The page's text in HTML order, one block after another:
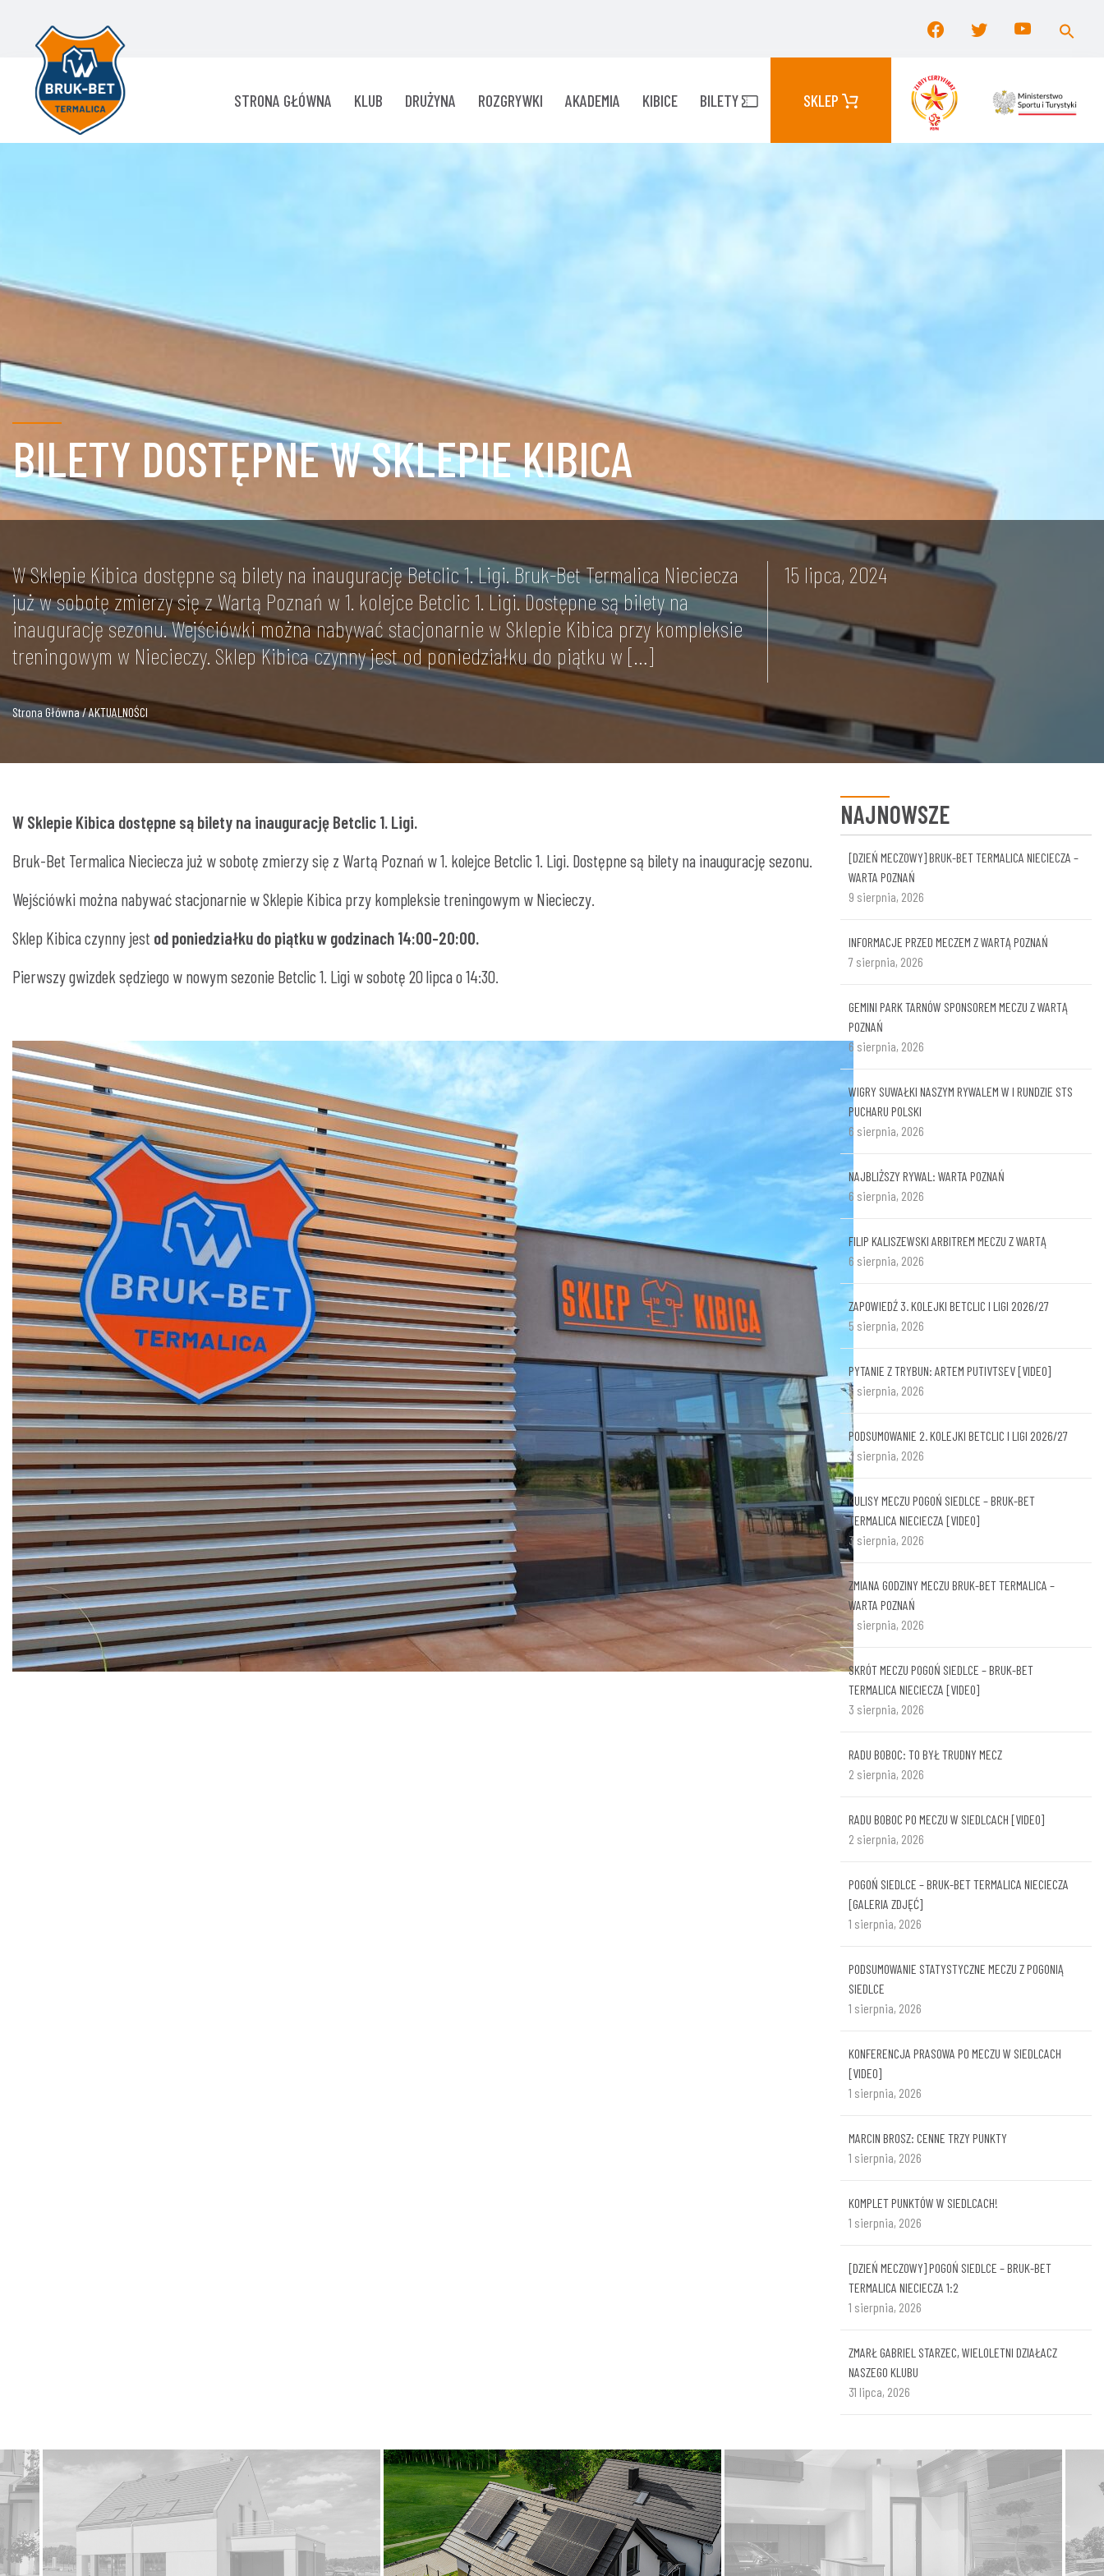
STRONA GŁÓWNA KLUB DRUŻYNA ROZGRYWKI AKADEMIA KIBICE BILETY SKLEP
BILETY DOSTĘPNE W SKLEPIE KIBICA
W Sklepie Kibica dostępne są bilety na inaugurację Betclic 1. Ligi. Bruk-Bet Termalica Nieciecza
już w sobotę zmierzy się z Wartą Poznań w 1. kolejce Betclic 1. Ligi. Dostępne są bilety na
inaugurację sezonu. Wejściówki można nabywać stacjonarnie w Sklepie Kibica przy kompleksie
treningowym w Niecieczy. Sklep Kibica czynny jest od poniedziałku do piątku w […]
15 lipca, 2024
Strona Główna / AKTUALNOŚCI
W Sklepie Kibica dostępne są bilety na inaugurację Betclic 1. Ligi.
Bruk-Bet Termalica Nieciecza już w sobotę zmierzy się z Wartą Poznań w 1. kolejce Betclic 1. Ligi. Dostępne są bilety na inaugurację sezonu.
Wejściówki można nabywać stacjonarnie w Sklepie Kibica przy kompleksie treningowym w Niecieczy.
Sklep Kibica czynny jest od poniedziałku do piątku w godzinach 14:00-20:00.
Pierwszy gwizdek sędziego w nowym sezonie Betclic 1. Ligi w sobotę 20 lipca o 14:30.
NAJNOWSZE
[DZIEŃ MECZOWY] BRUK-BET TERMALICA NIECIECZA –
WARTA POZNAŃ
9 sierpnia, 2026
INFORMACJE PRZED MECZEM Z WARTĄ POZNAŃ
7 sierpnia, 2026
GEMINI PARK TARNÓW SPONSOREM MECZU Z WARTĄ
POZNAŃ
6 sierpnia, 2026
WIGRY SUWAŁKI NASZYM RYWALEM W I RUNDZIE STS
PUCHARU POLSKI
6 sierpnia, 2026
NAJBLIŻSZY RYWAL: WARTA POZNAŃ
6 sierpnia, 2026
FILIP KALISZEWSKI ARBITREM MECZU Z WARTĄ
6 sierpnia, 2026
ZAPOWIEDŹ 3. KOLEJKI BETCLIC I LIGI 2026/27
5 sierpnia, 2026
PYTANIE Z TRYBUN: ARTEM PUTIVTSEV [VIDEO]
5 sierpnia, 2026
PODSUMOWANIE 2. KOLEJKI BETCLIC I LIGI 2026/27
3 sierpnia, 2026
KULISY MECZU POGOŃ SIEDLCE – BRUK-BET
TERMALICA NIECIECZA [VIDEO]
3 sierpnia, 2026
ZMIANA GODZINY MECZU BRUK-BET TERMALICA –
WARTA POZNAŃ
3 sierpnia, 2026
SKRÓT MECZU POGOŃ SIEDLCE – BRUK-BET
TERMALICA NIECIECZA [VIDEO]
3 sierpnia, 2026
RADU BOBOC: TO BYŁ TRUDNY MECZ
2 sierpnia, 2026
RADU BOBOC PO MECZU W SIEDLCACH [VIDEO]
2 sierpnia, 2026
POGOŃ SIEDLCE – BRUK-BET TERMALICA NIECIECZA
[GALERIA ZDJĘĆ]
1 sierpnia, 2026
PODSUMOWANIE STATYSTYCZNE MECZU Z POGONIĄ
SIEDLCE
1 sierpnia, 2026
KONFERENCJA PRASOWA PO MECZU W SIEDLCACH
[VIDEO]
1 sierpnia, 2026
MARCIN BROSZ: CENNE TRZY PUNKTY
1 sierpnia, 2026
KOMPLET PUNKTÓW W SIEDLCACH!
1 sierpnia, 2026
[DZIEŃ MECZOWY] POGOŃ SIEDLCE – BRUK-BET
TERMALICA NIECIECZA 1:2
1 sierpnia, 2026
ZMARŁ GABRIEL STARZEC, WIELOLETNI DZIAŁACZ
NASZEGO KLUBU
31 lipca, 2026